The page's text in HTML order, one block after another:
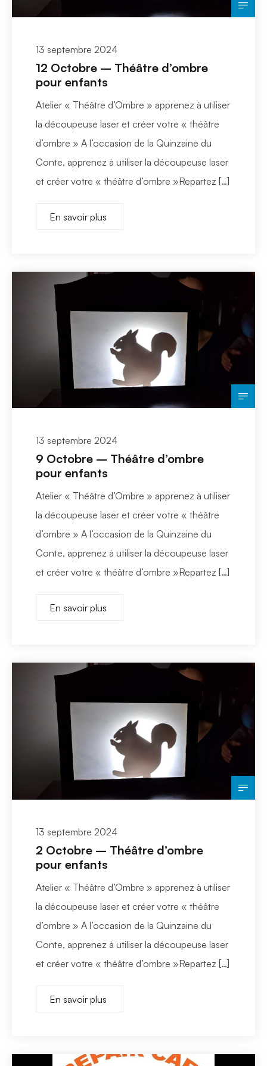
13 septembre 2024
12 Octobre – Théâtre d’ombre
pour enfants
Atelier « Théâtre d’Ombre » apprenez à utiliser
la découpeuse laser et créer votre « théâtre
d’ombre » A l’occasion de la Quinzaine du
Conte, apprenez à utiliser la découpeuse laser
et créer votre « théâtre d’ombre »Repartez […]
En savoir plus
13 septembre 2024
9 Octobre – Théâtre d’ombre
pour enfants
Atelier « Théâtre d’Ombre » apprenez à utiliser
la découpeuse laser et créer votre « théâtre
d’ombre » A l’occasion de la Quinzaine du
Conte, apprenez à utiliser la découpeuse laser
et créer votre « théâtre d’ombre »Repartez […]
En savoir plus
13 septembre 2024
2 Octobre – Théâtre d’ombre
pour enfants
Atelier « Théâtre d’Ombre » apprenez à utiliser
la découpeuse laser et créer votre « théâtre
d’ombre » A l’occasion de la Quinzaine du
Conte, apprenez à utiliser la découpeuse laser
et créer votre « théâtre d’ombre »Repartez […]
En savoir plus